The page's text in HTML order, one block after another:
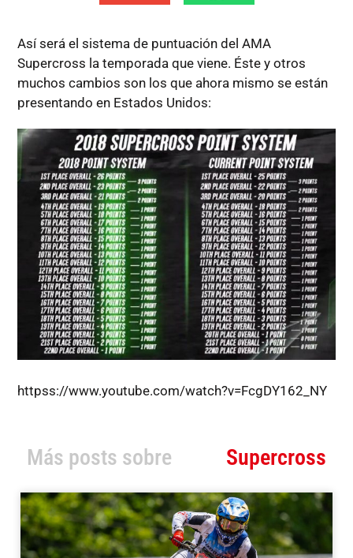
Así será el sistema de puntuación del AMA
Supercross la temporada que viene. Éste y otros
muchos cambios son los que ahora mismo se están
presentando en Estados Unidos:
httpss://www.youtube.com/watch?v=FcgDY162_NY
Más posts sobre Supercross